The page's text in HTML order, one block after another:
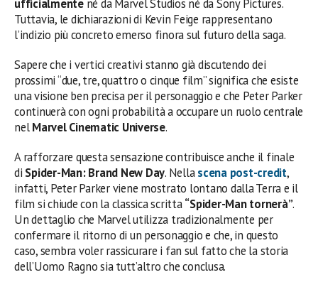
ufficialmentené da Marvel Studios né da Sony Pictures.
Tuttavia, le dichiarazioni di Kevin Feige rappresentano
l’indizio più concreto emerso finora sul futuro della saga.
Sapere che i vertici creativi stanno già discutendo dei
prossimi “due, tre, quattro o cinque film” significa che esiste
una visione ben precisa per il personaggio e che Peter Parker
continuerà con ogni probabilità a occupare un ruolo centrale
nelMarvel Cinematic Universe.
A rafforzare questa sensazione contribuisce anche il finale
di Spider-Man: Brand New Day. Nellascena post-credit,
infatti, Peter Parker viene mostrato lontano dalla Terra e il
film si chiude con la classica scritta“Spider-Man tornerà”.
Un dettaglio che Marvel utilizza tradizionalmente per
confermare il ritorno di un personaggio e che, in questo
caso, sembra voler rassicurare i fan sul fatto che la storia
dell’Uomo Ragno sia tutt’altro che conclusa.